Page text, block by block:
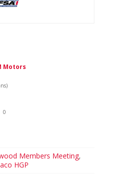
Motors
0
Members Meeting,
HGP